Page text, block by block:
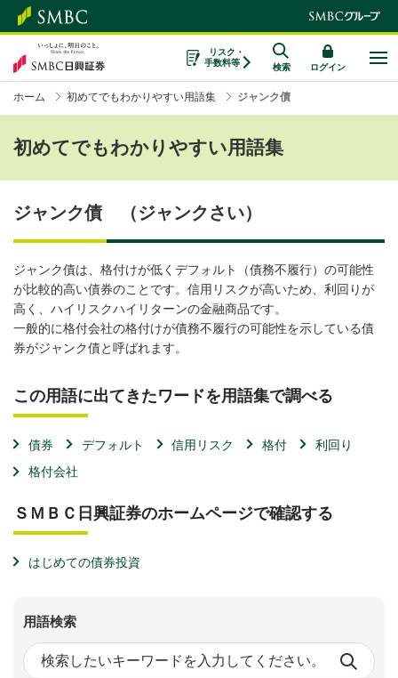
リスク・
手数料等
検索 ログイン
ホーム 初めてでもわかりやすい用語集 ジャンク債
初めてでもわかりやすい用語集
ジャンク債 （ジャンクさい）
ジャンク債は、格付けが低くデフォルト（債務不履行）の可能性
が比較的高い債券のことです。信用リスクが高いため、利回りが
高く、ハイリスクハイリターンの金融商品です。
一般的に格付会社の格付けが債務不履行の可能性を示している債
券がジャンク債と呼ばれます。
この用語に出てきたワードを用語集で調べる
債券 デフォルト 信用リスク 格付
利回り
格付会社
ＳＭＢＣ日興証券のホームページで確認する
はじめての債券投資
用語検索